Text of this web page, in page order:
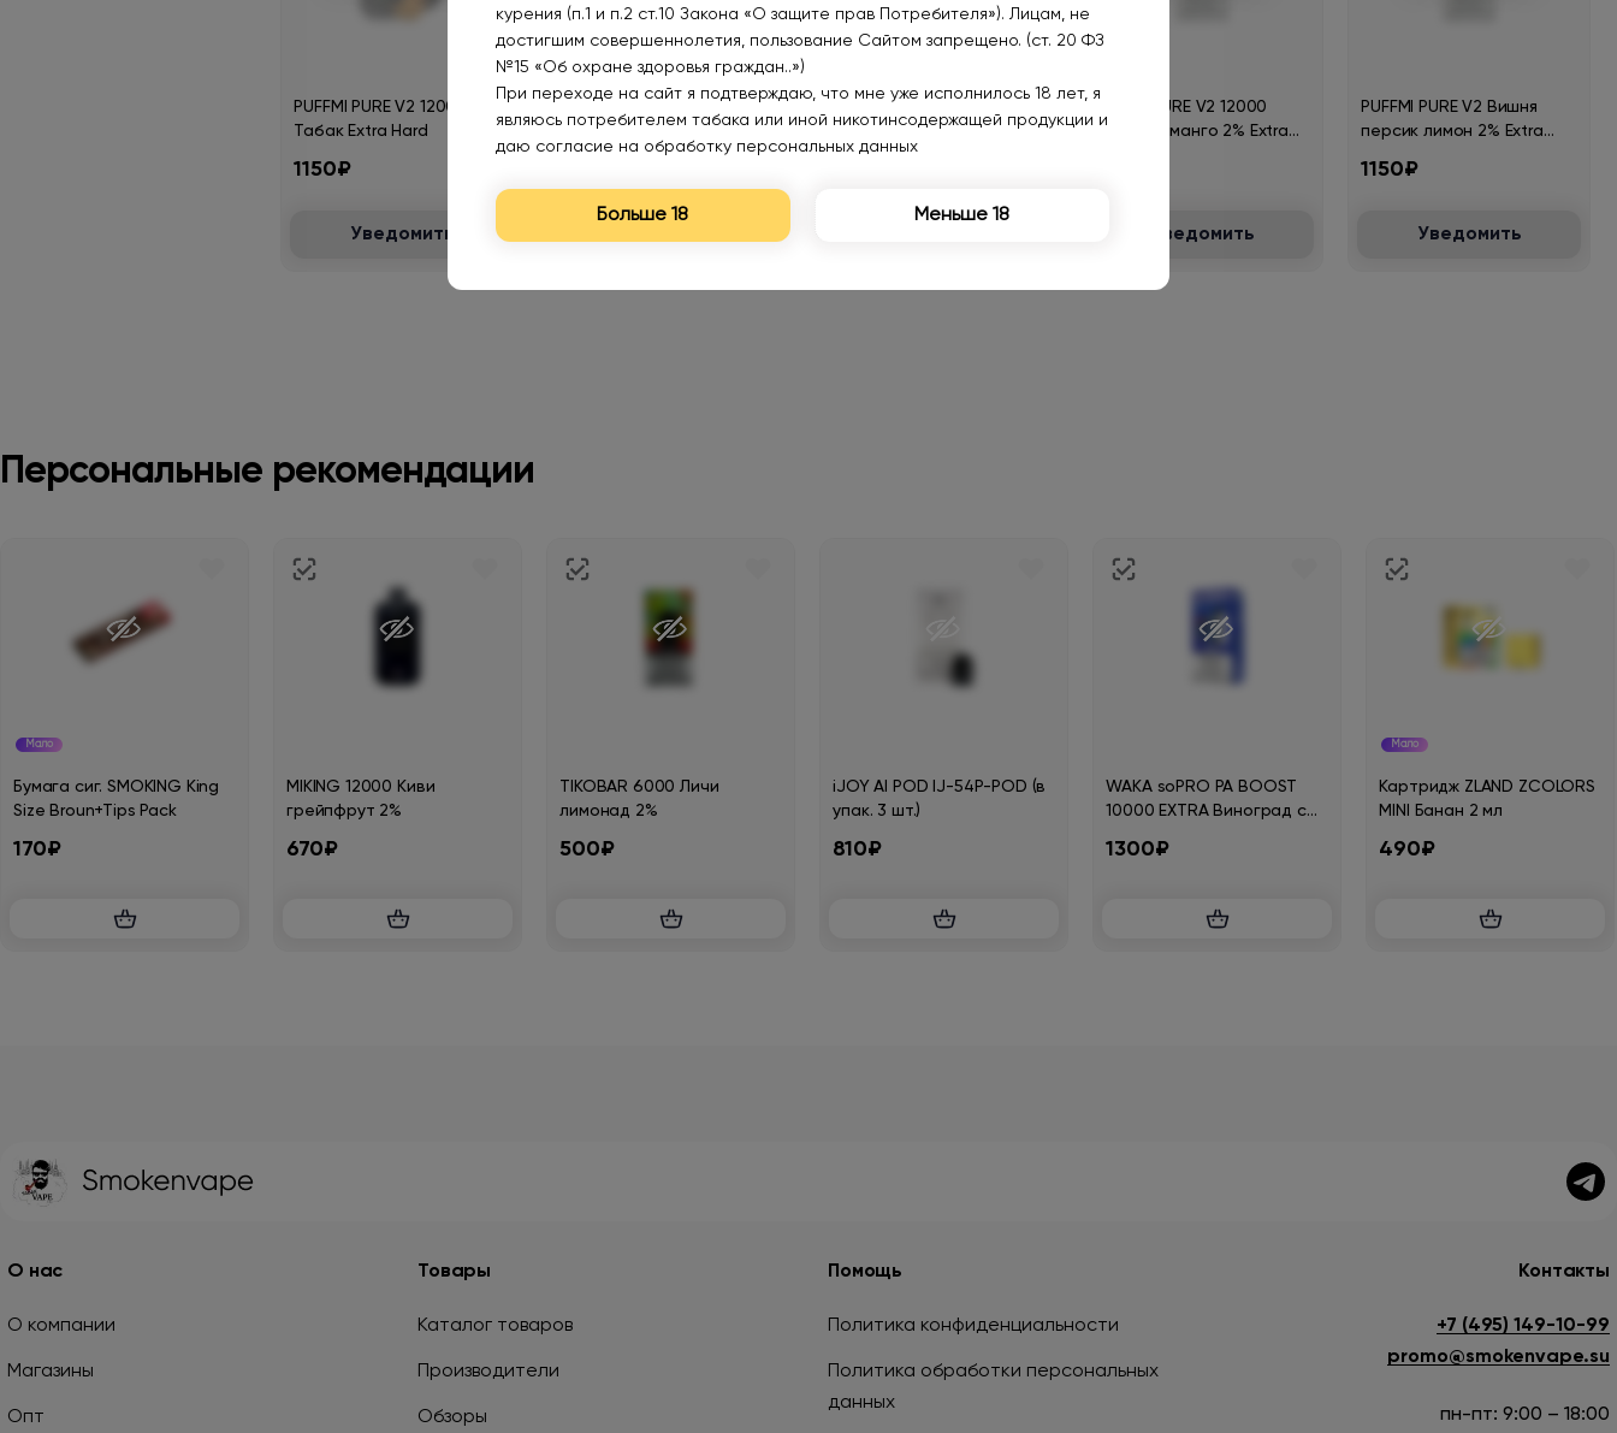
PUFFMI PURE V2 12000
Табак Extra Hard
1150₽
Уведомить
Мохито личи 2% Extra Hard
PUFFMI PURE V2 Лимон
мята 2% Extra Hard
PUFFMI PURE V2 12000
Зеленое манго 2% Extra
Уведомить
PUFFMI PURE V2 Вишня
персик лимон 2% Extra
1150₽
Уведомить
Персональные рекомендации
Мало
Бумага сиг. SMOKING King
Size Broun+Tips Pack
170₽
MIKING 12000 Киви
грейпфрут 2%
670₽
TIKOBAR 6000 Личи
лимонад 2%
500₽
iJOY AI POD IJ-54P-POD (в
упак. 3 шт.)
810₽
WAKA soPRO PA BOOST
10000 EXTRA Виноград со
1300₽
Мало
Картридж ZLAND ZCOLORS
MINI Банан 2 мл
490₽
О нас
О компании
Магазины
Опт
Товары
Каталог товаров
Производители
Обзоры
Помощь
Политика конфиденциальности
Политика обработки персональных
данных
Контакты
+7 (495) 149-10-99
promo@smokenvape.su
пн-пт: 9:00 – 18:00
курения (п.1 и п.2 ст.10 Закона «О защите прав Потребителя»). Лицам, не
достигшим совершеннолетия, пользование Сайтом запрещено. (ст. 20 ФЗ
№15 «Об охране здоровья граждан..»)
При переходе на сайт я подтверждаю, что мне уже исполнилось 18 лет, я
являюсь потребителем табака или иной никотинсодержащей продукции и
даю согласие на обработку персональных данных
Больше 18 Меньше 18